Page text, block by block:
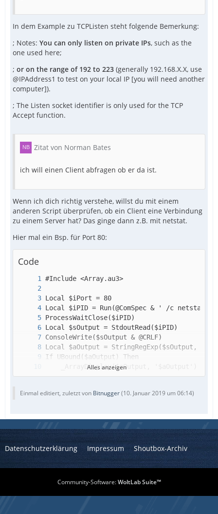
In dem Example zu TCPListen steht folgende Bemerkung:
; Notes: You can only listen on private IPs, such as the
one used here;
; or on the range of 192 to 223 (generally 192.168.X.X, use
@IPAddress1 to test on your local IP [you will need another
computer]).
; The Listen socket identifier is only used for the TCP
Accept function.
Zitat von Norman Bates
ich will einen Client abfragen ob er da ist.
Wenn ich dich richtig verstehe, willst du mit einem
anderen Script überprüfen, ob ein Client eine Verbindung
zu einem Server hat? Das ginge dann z.B. mit netstat.
Hier mal ein Bsp. für Port 80:
Code
EndIf
Alles anzeigen
Einmal editiert, zuletzt von Bitnugger(10. Januar 2019 um 06:14)
Datenschutzerklärung Impressum Shoutbox-Archiv
Community-Software:WoltLab Suite™